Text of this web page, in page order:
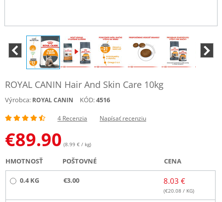
ROYAL CANIN Hair And Skin Care 10kg
Výrobca: ROYAL CANIN KÓD:4516
4 Recenzia Napísať recenziu
€89.90 (8.99 € / kg)
HMOTNOSŤ POŠTOVNÉ CENA
0.4 KG €3.00 8.03 €
(€20.08 / KG)